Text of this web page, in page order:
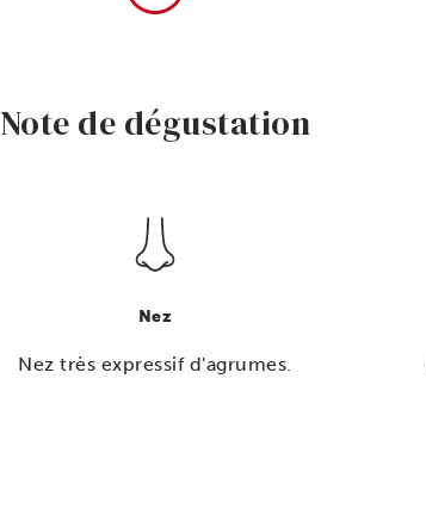
Note de dégustation
Nez
Nez très expressif d'agrumes.